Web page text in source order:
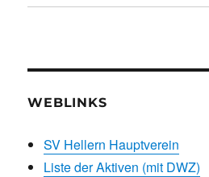
WEBLINKS
SV Hellern Hauptverein
Liste der Aktiven (mit DWZ)